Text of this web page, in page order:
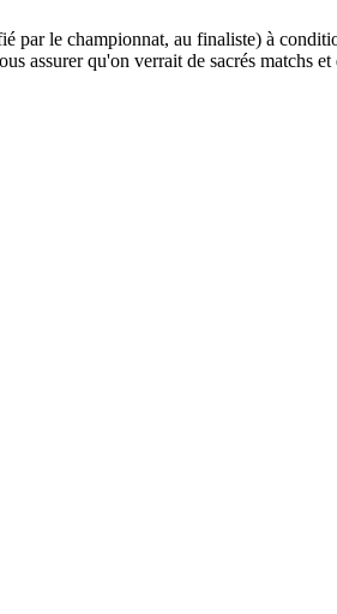
par le championnat, au finaliste) à
assurer qu'on verrait de sacrés matchs